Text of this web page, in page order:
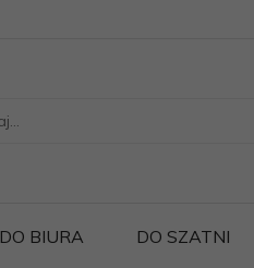
DO BIURA DO SZATNI